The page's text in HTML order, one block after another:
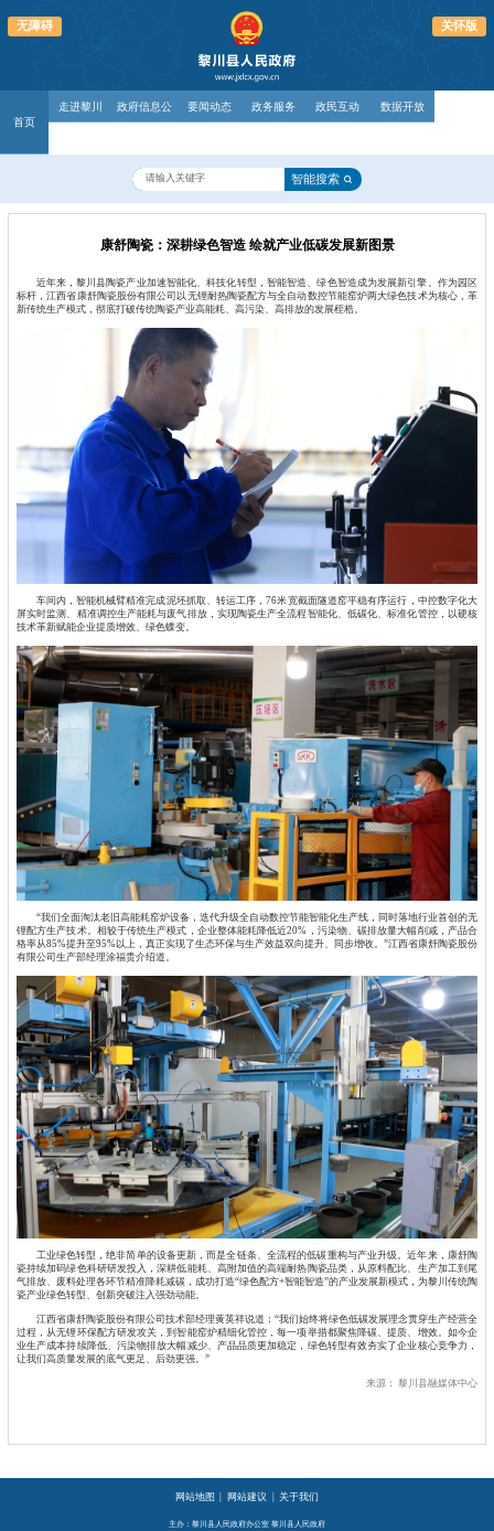
关怀版
无障碍
首页
走进黎川 政府信息公 要闻动态 政务服务 政民互动 数据开放
智能搜索
康舒陶瓷：深耕绿色智造 绘就产业低碳发展新图景
近年来，黎川县陶瓷产业加速智能化、科技化转型，智能智造、绿色智造成为发展新引擎。作为园区
标杆，江西省康舒陶瓷股份有限公司以无锂耐热陶瓷配方与全自动数控节能窑炉两大绿色技术为核心，革
新传统生产模式，彻底打破传统陶瓷产业高能耗、高污染、高排放的发展桎梏。
车间内，智能机械臂精准完成泥坯抓取、转运工序，76米宽截面隧道窑平稳有序运行，中控数字化大
屏实时监测、精准调控生产能耗与废气排放，实现陶瓷生产全流程智能化、低碳化、标准化管控，以硬核
技术革新赋能企业提质增效、绿色蝶变。
“我们全面淘汰老旧高能耗窑炉设备，迭代升级全自动数控节能智能化生产线，同时落地行业首创的无
锂配方生产技术。相较于传统生产模式，企业整体能耗降低近20%，污染物、碳排放量大幅削减，产品合
格率从85%提升至95%以上，真正实现了生态环保与生产效益双向提升、同步增收。”江西省康舒陶瓷股份
有限公司生产部经理涂福贵介绍道。
工业绿色转型，绝非简单的设备更新，而是全链条、全流程的低碳重构与产业升级。近年来，康舒陶
瓷持续加码绿色科研研发投入，深耕低能耗、高附加值的高端耐热陶瓷品类，从原料配比、生产加工到尾
气排放、废料处理各环节精准降耗减碳，成功打造“绿色配方+智能智造”的产业发展新模式，为黎川传统陶
瓷产业绿色转型、创新突破注入强劲动能。
江西省康舒陶瓷股份有限公司技术部经理黄英祥说道：“我们始终将绿色低碳发展理念贯穿生产经营全
过程，从无锂环保配方研发攻关，到智能窑炉精细化管控，每一项举措都聚焦降碳、提质、增效。如今企
业生产成本持续降低、污染物排放大幅减少、产品品质更加稳定，绿色转型有效夯实了企业核心竞争力，
让我们高质量发展的底气更足、后劲更强。”
来源： 黎川县融媒体中心
网站地图 网站建议 关于我们
主办：黎川县人民政府办公室 黎川县人民政府